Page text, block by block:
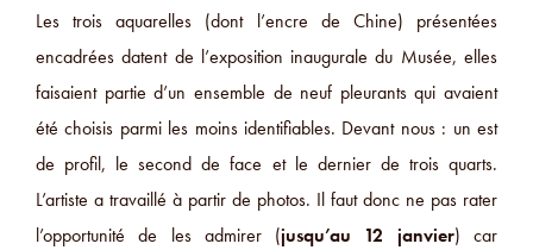
Les trois aquarelles (dont l’encre de Chine) présentées
encadrées datent de l’exposition inaugurale du Musée, elles
faisaient partie d’un ensemble de neuf pleurants qui avaient
été choisis parmi les moins identifiables. Devant nous : un est
de profil, le second de face et le dernier de trois quarts.
L’artiste a travaillé à partir de photos. Il faut donc ne pas rater
l’opportunité de les admirer (jusqu’au 12 janvier) car